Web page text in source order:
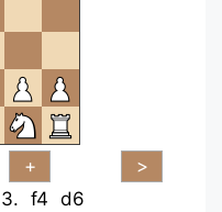
3. f4 d6